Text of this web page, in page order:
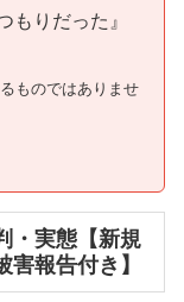
もりだった』
ものではありませ
・実態【新規
報告付き】